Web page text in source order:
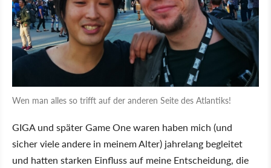
Wen man alles so trifft auf der anderen Seite des Atlantiks!
GIGA und später Game One waren haben mich (und
sicher viele andere in meinem Alter) jahrelang begleitet
und hatten starken Einfluss auf meine Entscheidung, die